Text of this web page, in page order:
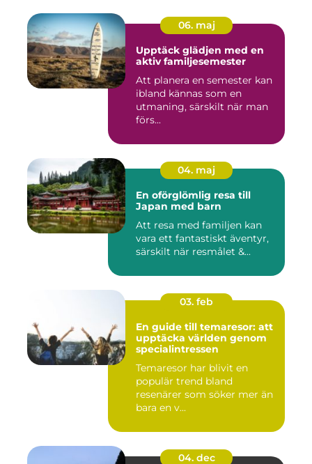
06. maj
Upptäck glädjen med en
aktiv familjesemester
Att planera en semester kan
ibland kännas som en
utmaning, särskilt när man
förs...
04. maj
En oförglömlig resa till
Japan med barn
Att resa med familjen kan
vara ett fantastiskt äventyr,
särskilt när resmålet &...
03. feb
En guide till temaresor: att
upptäcka världen genom
specialintressen
Temaresor har blivit en
populär trend bland
resenärer som söker mer än
bara en v...
04. dec